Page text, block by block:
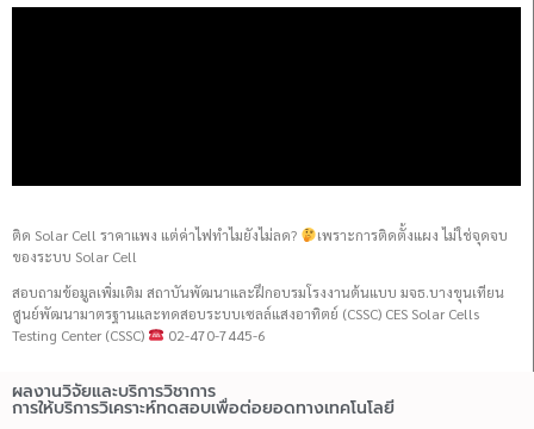
ติด Solar Cell ราคาแพง แต่ค่าไฟทำไมยังไม่ลด?
เพราะการติดตั้งแผง ไม่ใช่จุดจบ
ของระบบ Solar Cell
สอบถามข้อมูลเพิ่มเติม สถาบันพัฒนาและฝึกอบรมโรงงานต้นแบบ มจธ.บางขุนเทียน
ศูนย์พัฒนามาตรฐานและทดสอบระบบเซลล์แสงอาทิตย์ (CSSC) CES Solar Cells
Testing Center (CSSC)
02-470-7445-6
ผลงานวิจัยและบริการวิชาการ
การให้บริการวิเคราะห์ทดสอบเพื่อต่อยอดทางเทคโนโลยี